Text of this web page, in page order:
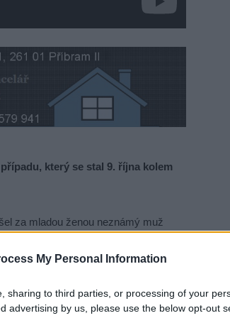
My Personal Information
sharing to third parties, or processing of your
advertising by us, please use the below opt-out
který se stal 9. října kolem
za mladou ženou neznámý muž
volat o pomoc, na kterou
vysokého cca 160 cm. Měl
zarostlý – údajně nepatrné